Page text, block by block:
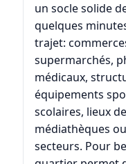
un socle solide
quelques
trajet:
supermarchés,
médicaux,
équipements
scolaires, lieux
médiathèques
secteurs. Pour